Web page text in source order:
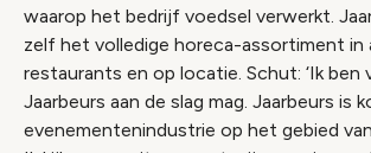
waarop het bedrijf voedsel verwerkt.
zelf het volledige horeca-assortiment in
restaurants en op locatie. Schut: ‘Ik ben
Jaarbeurs aan de slag mag. Jaarbeurs is
evenementenindustrie op het gebied